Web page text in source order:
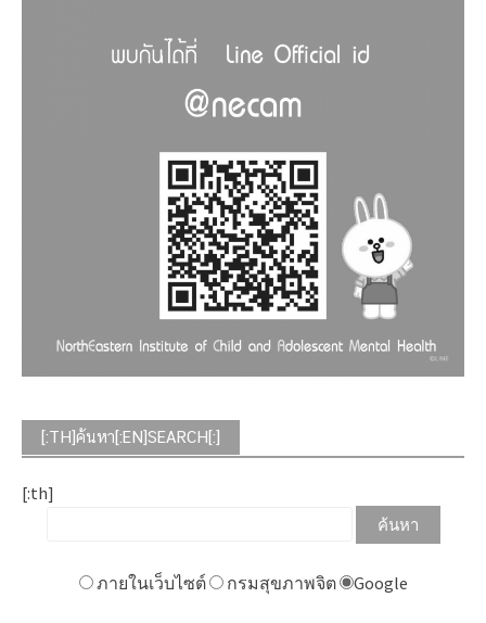
[:TH]ค้นหา[:EN]SEARCH[:]
[:th]
ภายในเว็บไซต์ กรมสุขภาพจิต Google